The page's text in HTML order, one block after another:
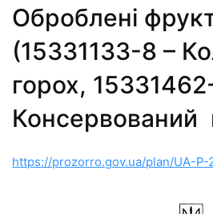
Оброблені
(15331133-8 –
горох,
Консервований
https://prozorro.gov.ua/plan/UA-